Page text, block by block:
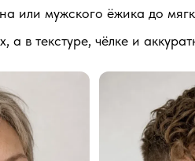
или мужского ёжика до
а в текстуре, чёлке и